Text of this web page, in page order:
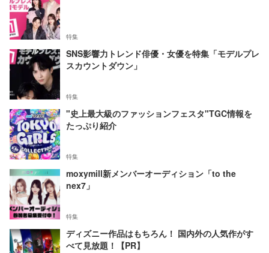
特集
SNS影響力トレンド俳優・女優を特集「モデルプレ
スカウントダウン」
特集
"史上最大級のファッションフェスタ"TGC情報を
たっぷり紹介
特集
moxymill新メンバーオーディション「to the
nex7」
特集
ディズニー作品はもちろん！ 国内外の人気作がす
べて見放題！【PR】